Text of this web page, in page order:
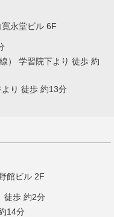
永堂ビル 6F
） 学習院下より 徒歩 約
り 徒歩 約13分
館ビル 2F
徒歩 約2分
14分